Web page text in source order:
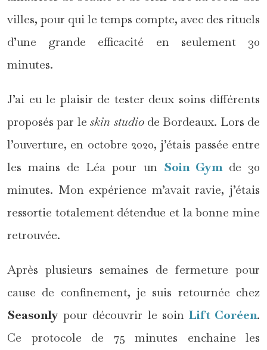
villes, pour qui le temps compte, avec des rituels
d’une grande efficacité en seulement 30
minutes.
J’ai eu le plaisir de tester deux soins différents
proposés par leskin studiode Bordeaux. Lors de
l’ouverture, en octobre 2020, j’étais passée entre
les mains de Léa pour un Soin Gymde 30
minutes. Mon expérience m’avait ravie, j’étais
ressortie totalement détendue et la bonne mine
retrouvée.
Après plusieurs semaines de fermeture pour
cause de confinement, je suis retournée chez
Seasonly pour découvrir le soin Lift Coréen.
Ce protocole de 75 minutes enchaine les